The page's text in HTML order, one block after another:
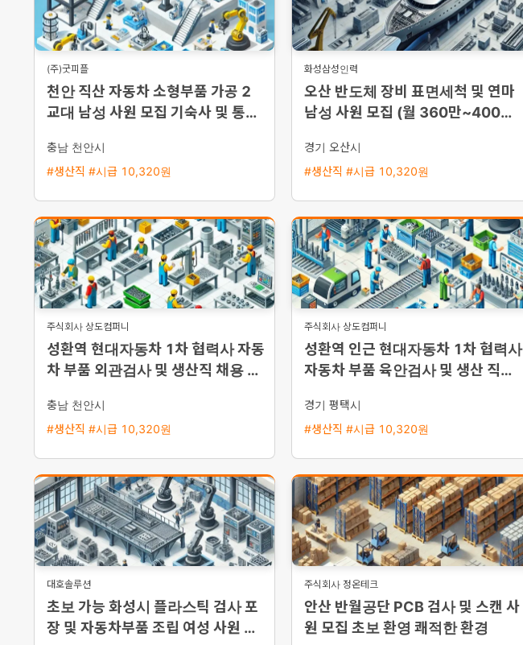
(주)굿피플
천안 직산 자동차 소형부품 가공 2
교대 남성 사원 모집 기숙사 및 통근
충남 천안시
#생산직 #시급 10,320원
화성삼성인력
오산 반도체 장비 표면세척 및 연마
남성 사원 모집 (월 360만~400만
경기 오산시
#생산직 #시급 10,320원
주식회사 상도컴퍼니
성환역 현대자동차 1차 협력사 자동
차 부품 외관검사 및 생산직 채용 통
충남 천안시
#생산직 #시급 10,320원
주식회사 상도컴퍼니
성환역 인근 현대자동차 1차 협력사
자동차 부품 육안검사 및 생산 직원
경기 평택시
#생산직 #시급 10,320원
대호솔루션
초보 가능 화성시 플라스틱 검사 포
장 및 자동차부품 조립 여성 사원 채
주식회사 정온테크
안산 반월공단 PCB 검사 및 스캔 사
원 모집 초보 환영 쾌적한 환경